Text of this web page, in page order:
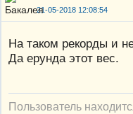
21-05-2018 12:08:54
На таком рекорды и
Да ерунда этот вес.
Пользователь